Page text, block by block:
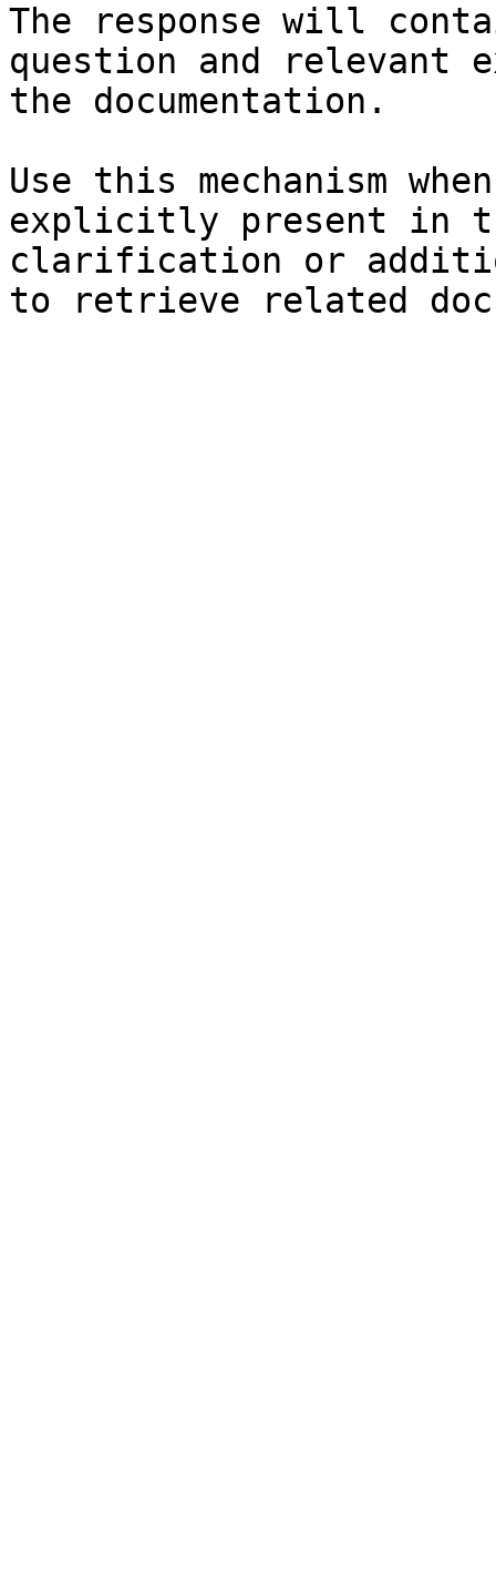
The response will
question and relevant
the documentation.
Use this mechanism
explicitly present in
clarification or